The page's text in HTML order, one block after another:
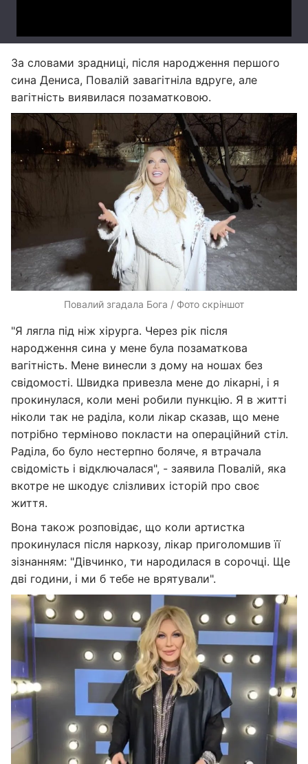
За словами зрадниці, після народження першого
сина Дениса, Повалій завагітніла вдруге, але
вагітність виявилася позаматковою.
Повалий згадала Бога / Фото скріншот
"Я лягла під ніж хірурга. Через рік після
народження сина у мене була позаматкова
вагітність. Мене винесли з дому на ношах без
свідомості. Швидка привезла мене до лікарні, і я
прокинулася, коли мені робили пункцію. Я в житті
ніколи так не раділа, коли лікар сказав, що мене
потрібно терміново покласти на операційний стіл.
Раділа, бо було нестерпно боляче, я втрачала
свідомість і відключалася", - заявила Повалій, яка
вкотре не шкодує слізливих історій про своє
життя.
Вона також розповідає, що коли артистка
прокинулася після наркозу, лікар приголомшив її
зізнанням: "Дівчинко, ти народилася в сорочці. Ще
дві години, і ми б тебе не врятували".